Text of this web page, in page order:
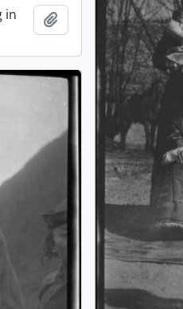
in
Adicionar à área de